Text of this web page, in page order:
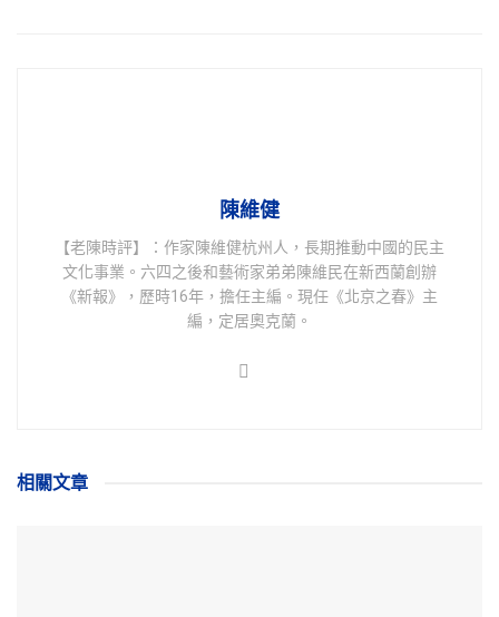
陳維健
【老陳時評】：作家陳維健杭州人，長期推動中國的民主
文化事業。六四之後和藝術家弟弟陳維民在新西蘭創辦
《新報》，歷時16年，擔任主編。現任《北京之春》主
編，定居奧克蘭。
相關文章